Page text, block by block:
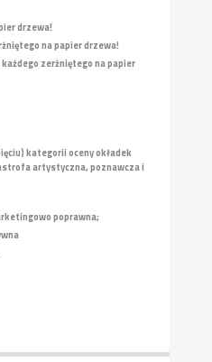
drzewa!
na papier drzewa!
zerżniętego na papier
kategorii oceny okładek
artystyczna, poznawcza i
poprawna;